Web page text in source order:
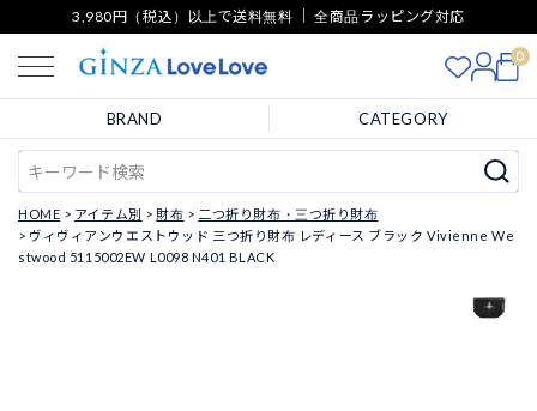
3,980円（税込）以上で送料無料 ｜ 全商品ラッピング対応
0
BRAND CATEGORY
HOME アイテム別 財布
二つ折り財布・三つ折り財布
ヴィヴィアンウエストウッド 三つ折り財布 レディース ブラック Vivienne We
stwood 5115002EW L0098 N401 BLACK